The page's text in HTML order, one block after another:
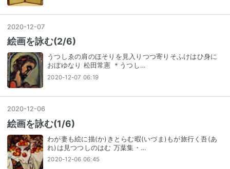
2020-12-07
絵画を詠む(2/6)
うつしゑの肩のほそりを見入りつつ寄りそふけはひ身に
おぼゆなり 松田常憲 ＊うつし…
2020-12-07 06:19
2020-12-06
絵画を詠む(1/6)
わが妻も絵に描(か)きとらむ暇(いづま)もが旅行く吾(あ
れ)は見つつしのはむ 万葉集・…
2020-12-06 06:45